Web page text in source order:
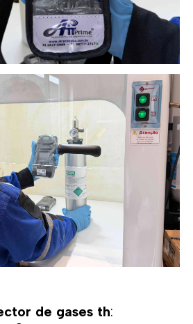
de gases th: